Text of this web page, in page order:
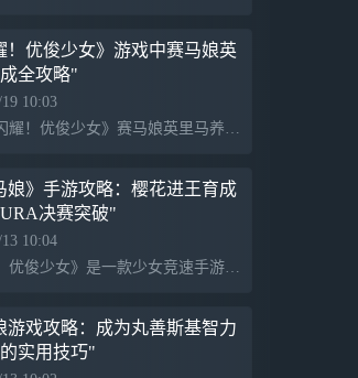
！优俊少女》游戏中赛马娘英
全攻略"
10:03
手游《闪耀！优俊少女》赛马娘英里马养成攻略主要介绍了培养英里马的重点和技巧，包括特化速度培养，适当调整其他属性，推荐新手优先锻炼速度能力，优先进行由速度触发的友情锻炼，适时提升体能以应对短距离和长距离的比赛，并在比赛过程中重点增加直线速度的技能。这篇攻略适合新手及有经验的玩家参考，以提高在游戏中培育优秀英里马的能力。
娘》手游攻略：樱花进王育成
决赛突破"
10:04
《闪耀！优俊少女》是一款少女竞速手游，玩家需要以赛马娘的身份进行比赛。文章详述了如何根据每个马娘的特点进行策略选择，用以获得比赛优势。前期推荐培养短距离马，注重提升其速度属性，且把控马娘的心情以保持最佳状态。而樱花进王是一匹一星级战马，她在短跑方面的优势明显，应用适合的策略和技能，能帮助玩家首次挑战ura赛事取得胜利。但游戏中同样要关注中长距离马的训练，为后期多元化的比赛做好准备。
游戏攻略：成为丸善斯基智力
实用技巧"